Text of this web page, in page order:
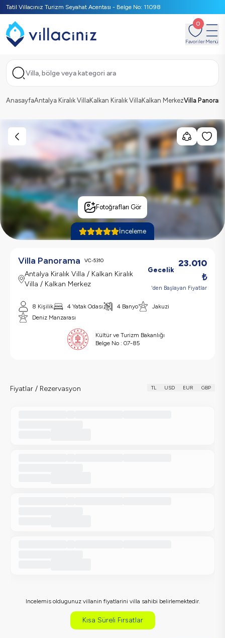
Tatil Villacınız Turizm Seyahat Acentası - Belge No: 11098
0
FavorilerMenü
Villa, bölge veya kategori ara
AnasayfaAntalya Kiralık VillaKalkan Kiralık VillaKalkan MerkezVilla
Fotoğrafları Gör
İnceleme
Villa Panorama VC-5310
Antalya Kiralık Villa / Kalkan Kiralık
Villa / Kalkan Merkez
Gecelik
23.010
₺
'den Başlayan Fiyatlar
8 Kişilik 4 Yatak Odası 4 Banyo
Jakuzi
Deniz Manzarası
Kültür ve Turizm Bakanlığı
Belge No : 07-85
Fiyatlar / Rezervasyon TL USD EUR GBP
Incelemis oldugunuz villanin fiyatlarini villa sahibi belirlemektedir.
Kısa Süreli Fırsatlar